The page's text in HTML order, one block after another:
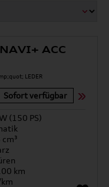
ACC
Sofort verfügbar
(150 PS)
km